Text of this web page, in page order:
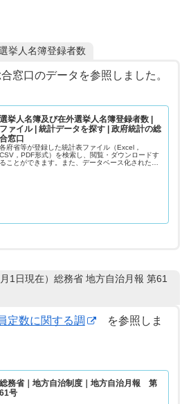
挙人名簿登録者数
窓口のデータを参照しました。
選挙人名簿及び在外選挙人名簿登録者数 |
ファイル | 統計データを探す | 政府統計の総
合窓口
各府省等が登録した統計表ファイル（Excel，
CSV，PDF形式）を検索し、閲覧・ダウンロードす
ることができます。また、データベース化された一
1日現在）総務省 地方自治月報 第61
定数に関する調
を参照しま
総務省｜地方自治制度｜地方自治月報 第
61号